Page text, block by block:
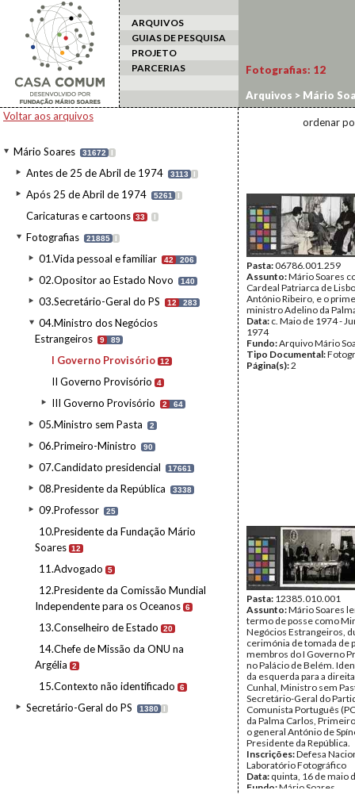
ARQUIVOS
GUIAS DE PESQUISA
PROJETO
PARCERIAS
Voltar aos arquivos
Mário Soares 31672 I
Antes de 25 de Abril de 1974 3113 I
Após 25 de Abril de 1974 5261 I
Caricaturas e cartoons 33 I
Fotografias 21885 I
01.Vida pessoal e familiar 42 206
02.Opositor ao Estado Novo 140
03.Secretário-Geral do PS 12 283
04.Ministro dos Negócios
Estrangeiros
9 89
I Governo Provisório 12
II Governo Provisório 4
III Governo Provisório 2 64
05.Ministro sem Pasta 2
06.Primeiro-Ministro 90
07.Candidato presidencial 17661
08.Presidente da República 3338
09.Professor 25
10.Presidente da Fundação Mário
Soares 12
11.Advogado 5
12.Presidente da Comissão Mundial
Independente para os Oceanos 6
13.Conselheiro de Estado 20
14.Chefe de Missão da ONU na
Argélia
2
15.Contexto não identificado 6
Secretário-Geral do PS 1380 I
Fotografias: 12
Arquivos > Mário
ordenar
Pasta:06786.001.259
Assunto:Mário Soares
Cardeal Patriarca de
António Ribeiro, e o
ministro Adelino da
Data: c. Maio de 1974 -
1974
Fundo:Arquivo Mário
Tipo Documental:
Página(s):2
Pasta: 12385.010.001
Assunto:Mário Soares
termo de posse como
Negócios Estrangeiros,
cerimónia de tomada de
membros do I Governo
no Palácio de Belém.
da esquerda para a
Cunhal, Ministro sem
Secretário-Geral do
Comunista Português
da Palma Carlos,
o general António de
Presidente da República.
Inscrições:Defesa
Laboratório Fotográfico
Data: quinta, 16 de maio
Fundo:Mário Soares